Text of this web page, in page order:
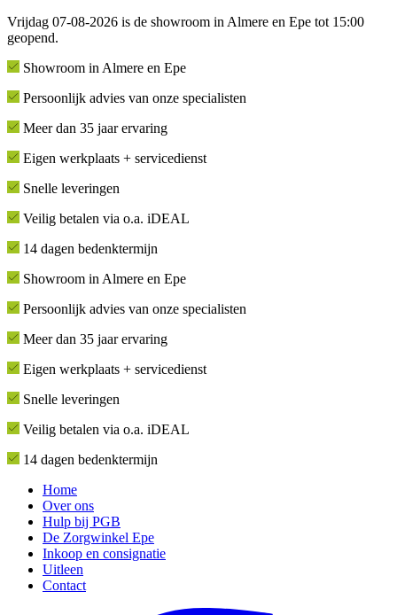
Vrijdag 07-08-2026 is de showroom in Almere en Epe tot 15:00
geopend.
Showroom in Almere en Epe
Persoonlijk advies van onze specialisten
Meer dan 35 jaar ervaring
Eigen werkplaats + servicedienst
Snelle leveringen
Veilig betalen via o.a. iDEAL
14 dagen bedenktermijn
Showroom in Almere en Epe
Persoonlijk advies van onze specialisten
Meer dan 35 jaar ervaring
Eigen werkplaats + servicedienst
Snelle leveringen
Veilig betalen via o.a. iDEAL
14 dagen bedenktermijn
Home
Over ons
Hulp bij PGB
De Zorgwinkel Epe
Inkoop en consignatie
Uitleen
Contact